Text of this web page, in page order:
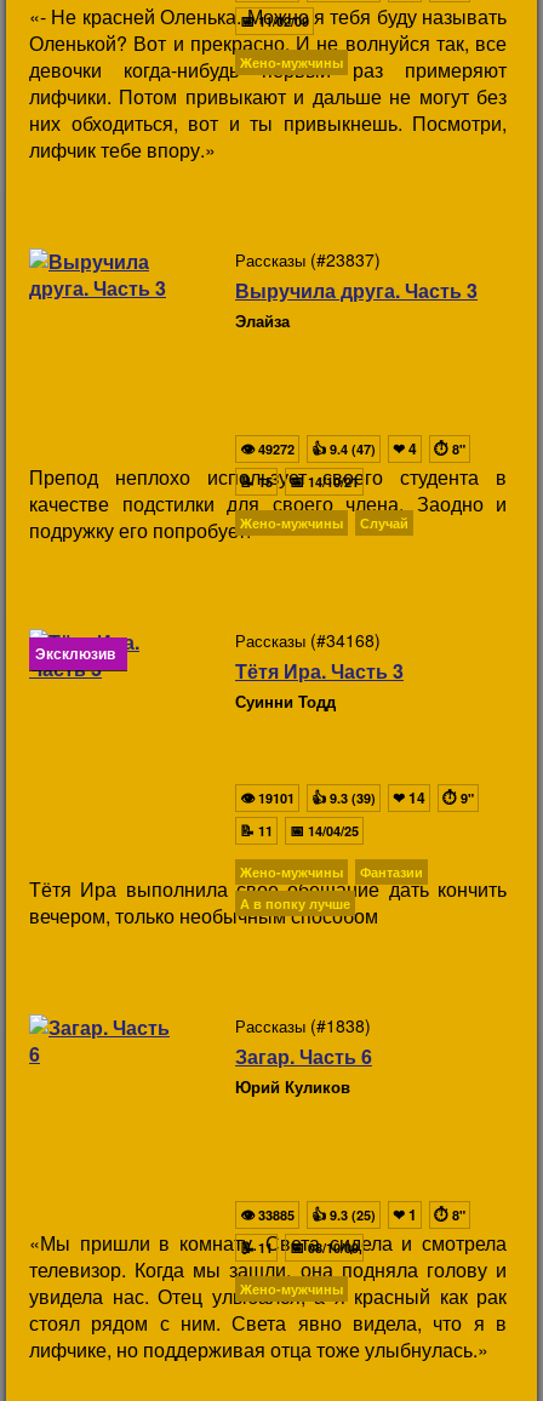
«- Не красней Оленька. Можно я тебя буду называть
Оленькой? Вот и прекрасно. И не волнуйся так, все
девочки когда-нибудь первый раз примеряют
лифчики. Потом привыкают и дальше не могут без
них обходиться, вот и ты привыкнешь. Посмотри,
лифчик тебе впору.»
📅11/02/09
Жено-мужчины
Рассказы (#23837)
Выручила друга. Часть 3
Элайза
Препод неплохо использует своего студента в
качестве подстилки для своего члена. Заодно и
подружку его попробует!
👁49272 👍 9.4 (47) ❤4 ⏱ 8"
📝15 📅 14/10/21
Жено-мужчины Случай
Эксклюзив
Рассказы (#34168)
Тётя Ира. Часть 3
Суинни Тодд
Тётя Ира выполнила свое обещание дать кончить
вечером, только необычным способом
👁19101 👍 9.3 (39) ❤14 ⏱ 9"
📝 11 📅 14/04/25
Жено-мужчины
Фантазии
А в попку лучше
Рассказы (#1838)
Загар. Часть 6
Юрий Куликов
«Мы пришли в комнату. Света сидела и смотрела
телевизор. Когда мы зашли, она подняла голову и
увидела нас. Отец улыбался, а я красный как рак
стоял рядом с ним. Света явно видела, что я в
лифчике, но поддерживая отца тоже улыбнулась.»
👁33885 👍 9.3 (25) ❤1 ⏱ 8"
📝11 📅08/10/09
Жено-мужчины